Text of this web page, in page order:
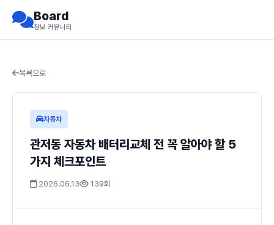
Board
정보 커뮤니티
목록으로
자동차
관저동 자동차 배터리교체 전 꼭 알아야 할 5
가지 체크포인트
2026.06.13 139회